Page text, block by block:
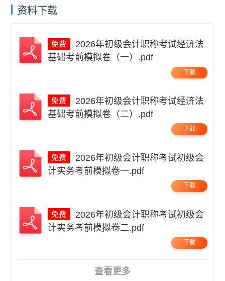
资料下载
基础考前模拟卷（一）.pdf
下载
基础考前模拟卷（二）.pdf
下载
计实务考前模拟卷一.pdf
下载
计实务考前模拟卷二.pdf
下载
查看更多